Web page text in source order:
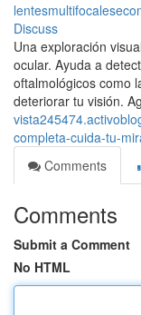
Discuss
Una exploración
ocular. Ayuda a
oftalmológicos como
deteriorar tu visión.
completa-cuida-tu-
Comments
Comments
Submit a Comment
No HTML